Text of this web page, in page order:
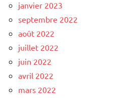
janvier 2023
septembre 2022
août 2022
juillet 2022
juin 2022
avril 2022
mars 2022